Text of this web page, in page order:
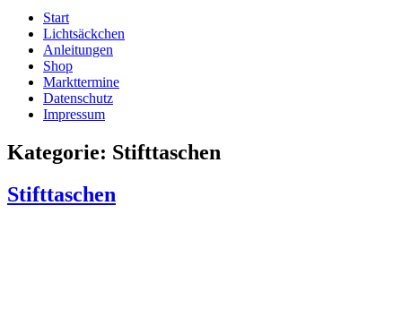
Start
Lichtsäckchen
Anleitungen
Shop
Markttermine
Datenschutz
Impressum
Kategorie: Stifttaschen
Stifttaschen